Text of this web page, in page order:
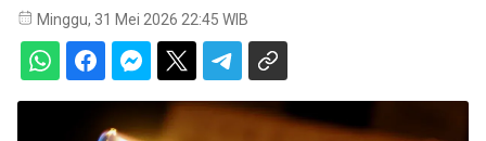
Minggu, 31 Mei 2026 22:45 WIB